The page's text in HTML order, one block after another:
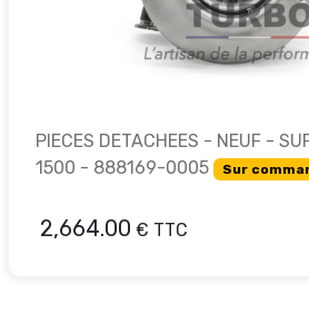
PIECES DETACHEES - NEUF -
1500 - 888169-0005
Sur
2,664.00 € TTC